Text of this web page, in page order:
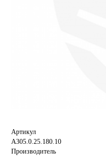
Артикул
A305.0.25.180.10
Производитель